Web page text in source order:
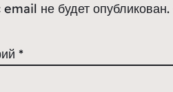
не будет опубликован.
*